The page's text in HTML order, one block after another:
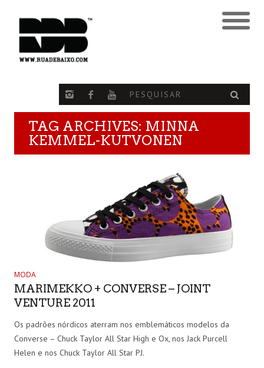
TAG ARCHIVES: MINNA
KEMMEL-KUTVONEN
MODA
MARIMEKKO + CONVERSE – JOINT
VENTURE 2011
Os padrões nórdicos aterram nos emblemáticos modelos da
Converse – Chuck Taylor All Star High e Ox, nos Jack Purcell
Helen e nos Chuck Taylor All Star PJ.